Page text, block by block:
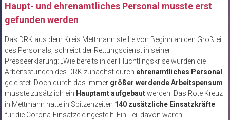
Haupt- und ehrenamtliches Personal musste erst
gefunden werden
Das DRK aus dem Kreis Mettmann stellte von Beginn an den Großteil
des Personals, schreibt der Rettungsdienst in seiner
Presseerklärung: „Wie bereits in der Flüchtlingskrise wurden die
Arbeitsstunden des DRK zunächst durch ehrenamtliches Personal
geleistet. Doch durch das immer größer werdende Arbeitspensum
musste zusätzlich ein Hauptamt aufgebautwerden. Das Rote Kreuz
in Mettmann hatte in Spitzenzeiten 140 zusätzliche Einsatzkräfte
für die Corona-Einsätze eingestellt. Ein Teil davon waren